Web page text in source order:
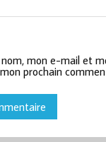
mon e-mail et
prochain